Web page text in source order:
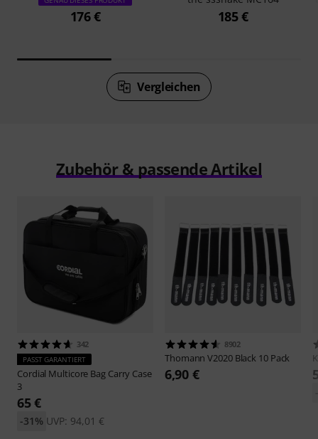
176 € 185 €
Vergleichen
Zubehör & passende Artikel
342
PASST GARANTIERT
Cordial Multicore Bag Carry Case
3
65 €
UVP: 94,01 €
-31%
8902
ThomannV2020 Black 10 Pack
6,90 €